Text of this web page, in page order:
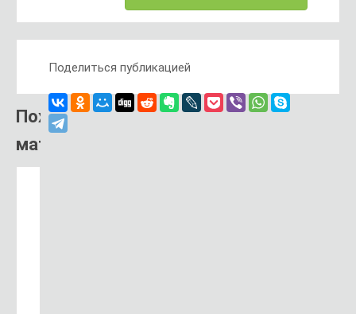
Поделиться публикацией
Похожий
материал